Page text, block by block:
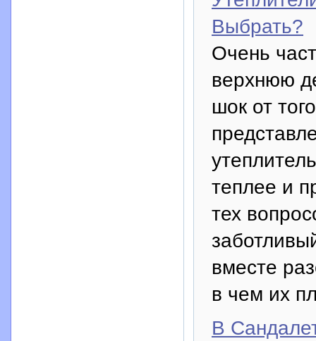
Выбрать?
Очень
верхнюю
шок от
теплее и
тех
вместе
в чем их
В